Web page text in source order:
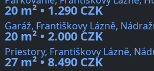
20 m² • 1.290 CZK
Garáž, Františkovy Lázně,
20 m² • 2.000 CZK
Priestory, Františkovy Lázně,
27 m² • 8.490 CZK